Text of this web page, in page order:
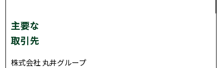
主要な
取引先
株式会社 丸井グループ